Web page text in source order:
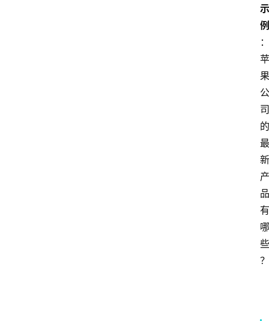
示
例
：
苹
果
公
司
的
最
新
产
品
有
哪
些
？